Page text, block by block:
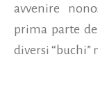
avvenire
prima parte
diversi